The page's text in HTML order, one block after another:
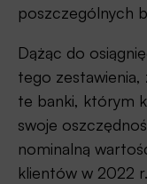
poszczególnych
Dążąc do
tego zestawienia,
te banki, którym
swoje
nominalną
klientów w 2022